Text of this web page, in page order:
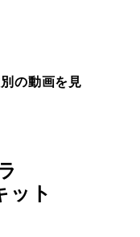
の動画を見
ット